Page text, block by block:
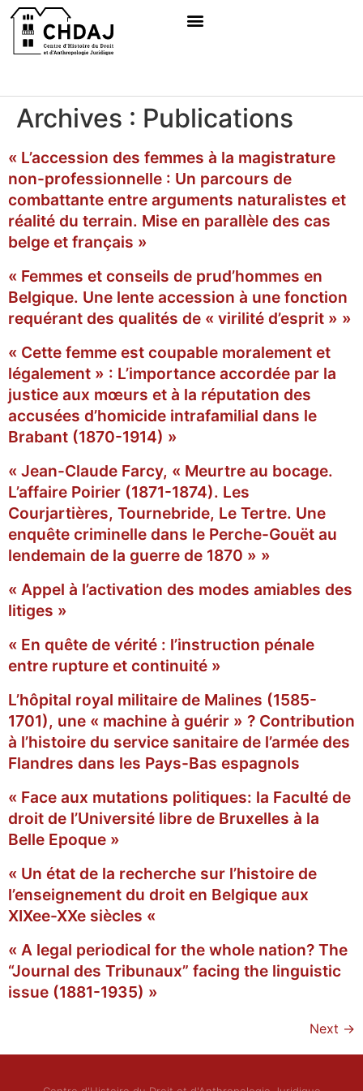
Archives : Publications
« L’accession des femmes à la magistrature
non-professionnelle : Un parcours de
combattante entre arguments naturalistes et
réalité du terrain. Mise en parallèle des cas
belge et français »
« Femmes et conseils de prud’hommes en
Belgique. Une lente accession à une fonction
requérant des qualités de « virilité d’esprit » »
« Cette femme est coupable moralement et
légalement » : L’importance accordée par la
justice aux mœurs et à la réputation des
accusées d’homicide intrafamilial dans le
Brabant (1870-1914) »
« Jean-Claude Farcy, « Meurtre au bocage.
L’affaire Poirier (1871-1874). Les
Courjartières, Tournebride, Le Tertre. Une
enquête criminelle dans le Perche-Gouët au
lendemain de la guerre de 1870 » »
« Appel à l’activation des modes amiables des
litiges »
« En quête de vérité : l’instruction pénale
entre rupture et continuité »
L’hôpital royal militaire de Malines (1585-
1701), une « machine à guérir » ? Contribution
à l’histoire du service sanitaire de l’armée des
Flandres dans les Pays-Bas espagnols
« Face aux mutations politiques: la Faculté de
droit de l’Université libre de Bruxelles à la
Belle Epoque »
« Un état de la recherche sur l’histoire de
l’enseignement du droit en Belgique aux
XIXee-XXe siècles «
« A legal periodical for the whole nation? The
“Journal des Tribunaux” facing the linguistic
issue (1881-1935) »
Next →